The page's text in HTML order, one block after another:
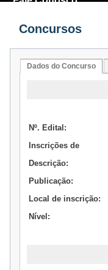
Concursos
Dados do Concurso
Nº. Edital:
Inscrições de
Descrição:
Publicação:
Local de inscrição:
Nível: